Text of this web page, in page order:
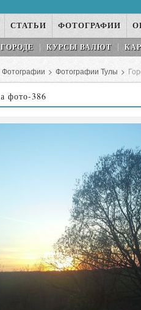
СТАТЬИ ФОТОГРАФИИ
КУРСЫ ВАЛЮТ
Фотографии > Фотографии Тулы >
фото-386